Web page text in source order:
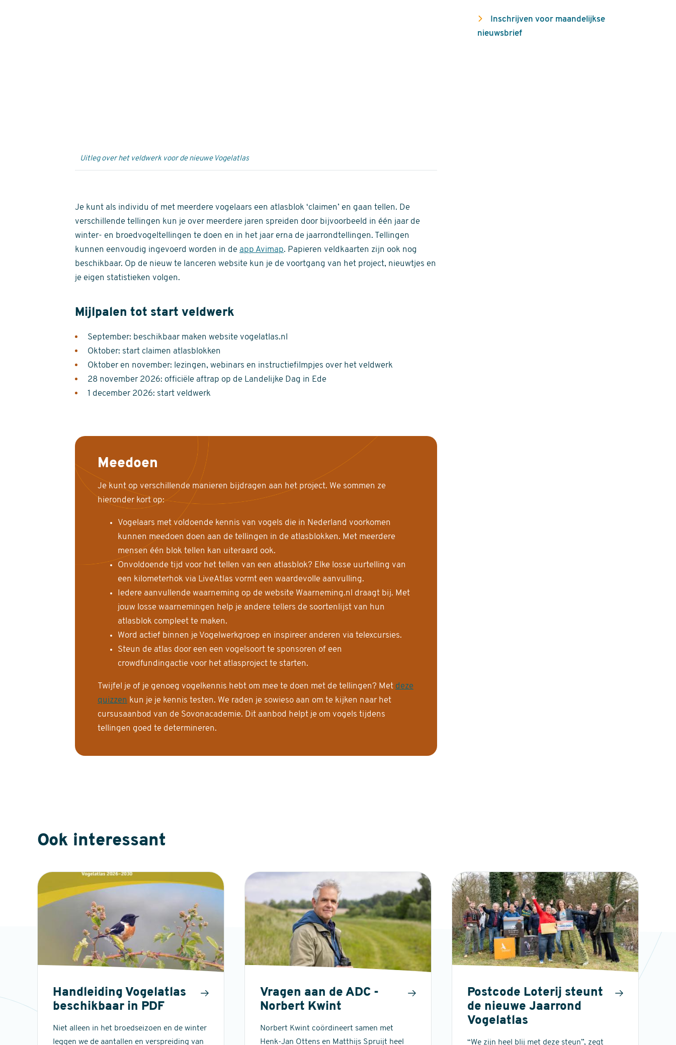
Uitleg over het veldwerk voor de nieuwe Vogelatlas
Je kunt als individu of met meerdere vogelaars een atlasblok ‘claimen’ en gaan tellen. De
verschillende tellingen kun je over meerdere jaren spreiden door bijvoorbeeld in één jaar de
winter- en broedvogeltellingen te doen en in het jaar erna de jaarrondtellingen. Tellingen
kunnen eenvoudig ingevoerd worden in de app Avimap. Papieren veldkaarten zijn ook nog
beschikbaar. Op de nieuw te lanceren website kun je de voortgang van het project, nieuwtjes en
je eigen statistieken volgen.
Mijlpalen tot start veldwerk
September: beschikbaar maken website vogelatlas.nl
Oktober: start claimen atlasblokken
Oktober en november: lezingen, webinars en instructiefilmpjes over het veldwerk
28 november 2026: officiële aftrap op de Landelijke Dag in Ede
1 december 2026: start veldwerk
Meedoen
Je kunt op verschillende manieren bijdragen aan het project. We sommen ze
hieronder kort op:
Vogelaars met voldoende kennis van vogels die in Nederland voorkomen
kunnen meedoen doen aan de tellingen in de atlasblokken. Met meerdere
mensen één blok tellen kan uiteraard ook.
Onvoldoende tijd voor het tellen van een atlasblok? Elke losse uurtelling van
een kilometerhok via LiveAtlas vormt een waardevolle aanvulling.
Iedere aanvullende waarneming op de website Waarneming.nl draagt bij. Met
jouw losse waarnemingen help je andere tellers de soortenlijst van hun
atlasblok compleet te maken.
Word actief binnen je Vogelwerkgroep en inspireer anderen via telexcursies.
Steun de atlas door een een vogelsoort te sponsoren of een
crowdfundingactie voor het atlasproject te starten.
Twijfel je of je genoeg vogelkennis hebt om mee te doen met de tellingen? Met deze
quizzen kun je je kennis testen. We raden je sowieso aan om te kijken naar het
cursusaanbod van de Sovonacademie. Dit aanbod helpt je om vogels tijdens
tellingen goed te determineren.
Inschrijven voor maandelijkse
nieuwsbrief
Ook interessant
Handleiding Vogelatlas
beschikbaar in PDF
Niet alleen in het broedseizoen en de winter
leggen we de aantallen en verspreiding van
Vragen aan de ADC -
Norbert Kwint
Norbert Kwint coördineert samen met
Henk-Jan Ottens en Matthijs Spruijt heel
Postcode Loterij steunt
de nieuwe Jaarrond
Vogelatlas
“We zijn heel blij met deze steun”, zegt